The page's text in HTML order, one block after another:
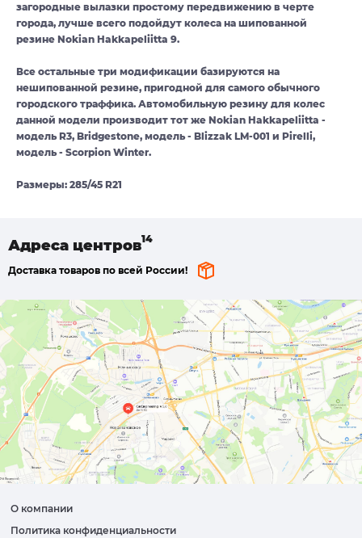
загородные вылазки простому передвижению в черте
города, лучше всего подойдут колеса на шипованной
резине Nokian Hakkapeliitta 9.
Все остальные три модификации базируются на
нешипованной резине, пригодной для самого обычного
городского траффика. Автомобильную резину для колес
данной модели производит тот же Nokian Hakkapeliitta -
модель R3, Bridgestone, модель - Blizzak LM-001 и Pirelli,
модель - Scorpion Winter.
Размеры: 285/45 R21
Адреса центров
Доставка товаров по всей России!
О компании
Политика конфиденциальности